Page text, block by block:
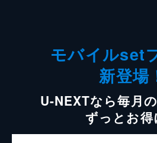
モバイルset
新登場
U-NEXTなら毎月
ずっとお得